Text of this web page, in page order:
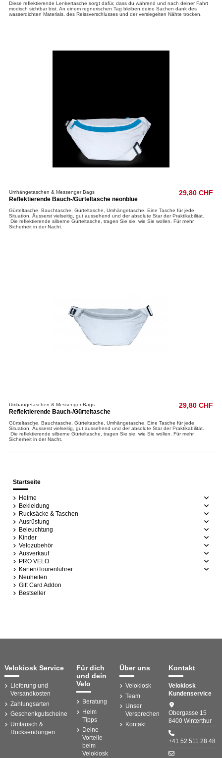
Diese reflektierende Lenkertasche sorgt dafür, dass du während und nach deiner Fahrt
modisch sichtbar bist. An einem regnerischen Tag bleiben deine Sachen dank des
wasserdichten Materials, des Reissverschlusses und der versiegelten Nähte trocken.
Umhängetaschen & Messenger Bags
Reflektierende Bauch-/Gürteltasche neonblue
29,80 CHF
Gürteltasche, Bauchtasche, Gürteltasche, Umhängetasche. Eine Tasche für jede
Situation. Äusserst vielseitig, gut aussehend und der absolute Star der Praktikabilität.
Die reflektierende silberne Gürteltasche, tragen Sie sie, wie Sie wollen.​ Für mehr
Sicherheit in der Nacht.
Umhängetaschen & Messenger Bags
Reflektierende Bauch-/Gürteltasche
29,80 CHF
Gürteltasche, Bauchtasche, Gürteltasche, Umhängetasche. Eine Tasche für jede
Situation. Äusserst vielseitig, gut aussehend und der absolute Star der Praktikabilität.
Die reflektierende silberne Gürteltasche, tragen Sie sie, wie Sie wollen.​ Für mehr
Sicherheit in der Nacht.
Startseite
Helme
Bekleidung
Rucksäcke & Taschen
Ausrüstung
Beleuchtung
Kinder
Velozubehör
Ausverkauf
PRO VELO
Karten/Tourenführer
Neuheiten
Gift Card Addon
Bestseller
Velokiosk Service
Lieferung und
Versandkosten
Zahlungsarten
Geschenkgutscheine
Umtausch &
Rücksendungen
Für dich
und dein
Velo
Beratung
Helm
Tipps
Deine
Vorteile
beim
Velokiosk
Über uns
Velokiosk
Team
Unser
Versprechen
Kontakt
Kontakt
Velokiosk
Kundenservice
Obergasse 15
8400 Winterthur
+41 52 511 28 48